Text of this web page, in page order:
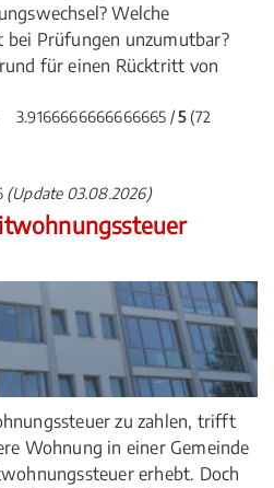
Welche
bei Prüfungen unzumutbar?
für einen Rücktritt von
3.9166666666666665 /5(72
(Update 03.08.2026)
zu zahlen, trifft
Wohnung in einer Gemeinde
erhebt. Doch